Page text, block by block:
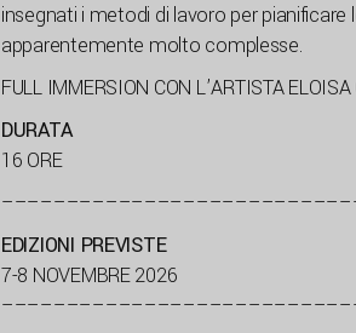
insegnati i metodi di lavoro per pianificare
apparentemente molto complesse.
FULL IMMERSION CON L’ARTISTA ELOISA
DURATA
16 ORE
EDIZIONI PREVISTE
7-8 NOVEMBRE 2026